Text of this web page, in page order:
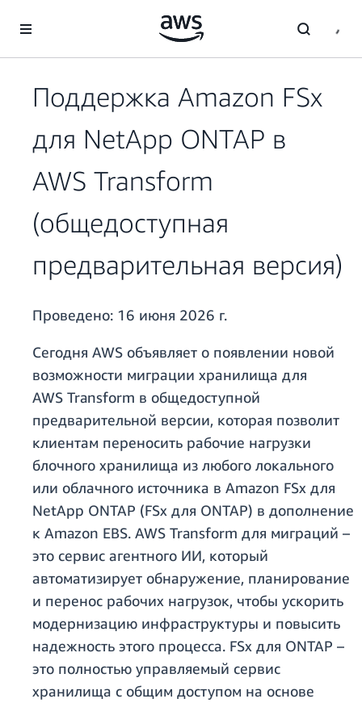
Перейти к главному контенту
Поддержка Amazon FSx
для NetApp ONTAP в
AWS Transform
(общедоступная
предварительная версия)
Проведено: 16 июня 2026 г.
Сегодня AWS объявляет о появлении новой
возможности миграции хранилища для
AWS Transform в общедоступной
предварительной версии, которая позволит
клиентам переносить рабочие нагрузки
блочного хранилища из любого локального
или облачного источника в Amazon FSx для
NetApp ONTAP (FSx для ONTAP) в дополнение
к Amazon EBS. AWS Transform для миграций –
это сервис агентного ИИ, который
автоматизирует обнаружение, планирование
и перенос рабочих нагрузок, чтобы ускорить
модернизацию инфраструктуры и повысить
надежность этого процесса. FSx для ONTAP –
это полностью управляемый сервис
хранилища с общим доступом на основе